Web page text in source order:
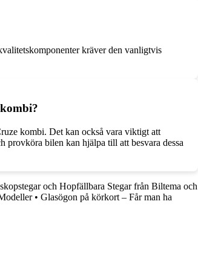
kräver den vanligtvis
kombi. Det kan också vara viktigt att
provköra bilen kan hjälpa till att besvara dessa
och Hopfällbara Stegar från Biltema och
• Glasögon på körkort – Får man ha